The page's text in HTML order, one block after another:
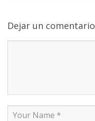
Dejar un comentario